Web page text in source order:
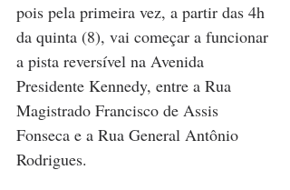
pois pela primeira vez, a partir das 4h
da quinta (8), vai começar a funcionar
a pista reversível na Avenida
Presidente Kennedy, entre a Rua
Magistrado Francisco de Assis
Fonseca e a Rua General Antônio
Rodrigues.